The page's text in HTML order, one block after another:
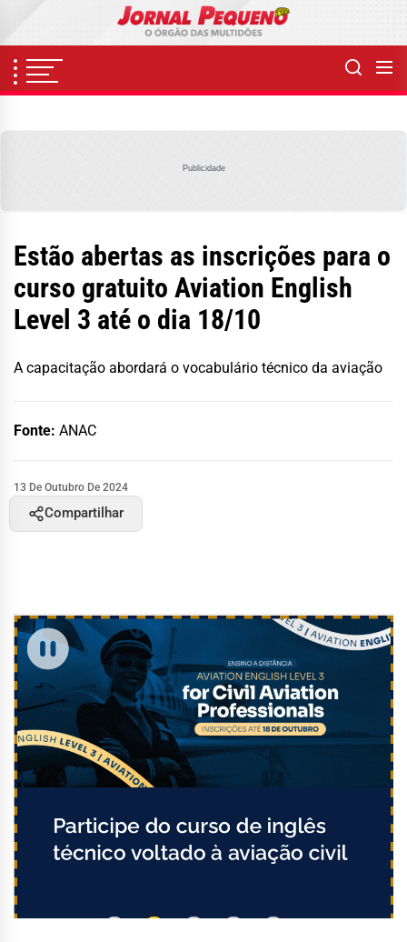
content
Publicidade
Estão abertas as inscrições para o
curso gratuito Aviation English
Level 3 até o dia 18/10
A capacitação abordará o vocabulário técnico da aviação
Fonte: ANAC
13 De Outubro De 2024
Compartilhar